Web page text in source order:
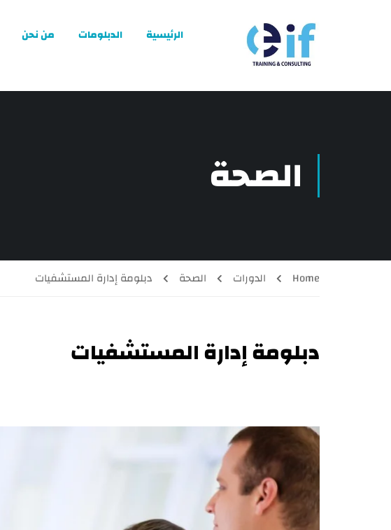
الرئيسية الدبلومات من نحن
الصحة
Home الدورات الصحة دبلومة إدارة المستشفيات
دبلومة إدارة المستشفيات